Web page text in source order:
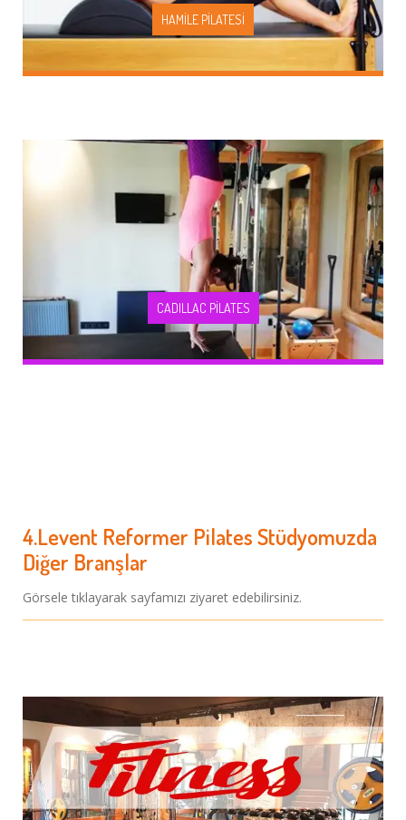
HAMİLE PİLATESİ
Sayfayı Ziyaret Edin
CADILLAC PİLATES
4.Levent Reformer Pilates Stüdyomuzda
Diğer Branşlar
Görsele tıklayarak sayfamızı ziyaret edebilirsiniz.